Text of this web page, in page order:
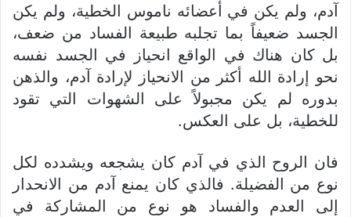
آدم، ولم يكن في أعضائه ناموس الخطية، ولم يكن
الجسد ضعيفاً بما تجلبه طبيعة الفساد من ضعف،
بل كان هناك في الواقع انحياز في الجسد نفسه
نحو إرادة الله أكثر من الانحياز لإرادة آدم، والذهن
بدوره لم يكن مجبولاً على الشهوات التي تقود
للخطية، بل على العكس.
فان الروح الذي في آدم كان يشجعه ويشدده لكل
نوع من الفضيلة. فالذي كان يمنع آدم من الانحدار
إلى العدم والفساد هو نوع من المشاركة في